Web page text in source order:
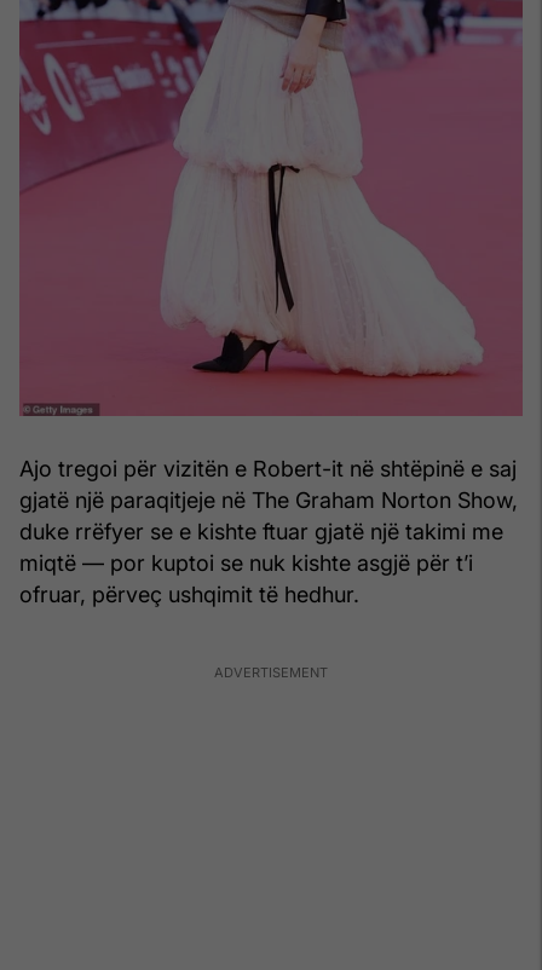
Ajo tregoi për vizitën e Robert-it në shtëpinë e saj
gjatë një paraqitjeje në The Graham Norton Show,
duke rrëfyer se e kishte ftuar gjatë një takimi me
miqtë — por kuptoi se nuk kishte asgjë për t’i
ofruar, përveç ushqimit të hedhur.